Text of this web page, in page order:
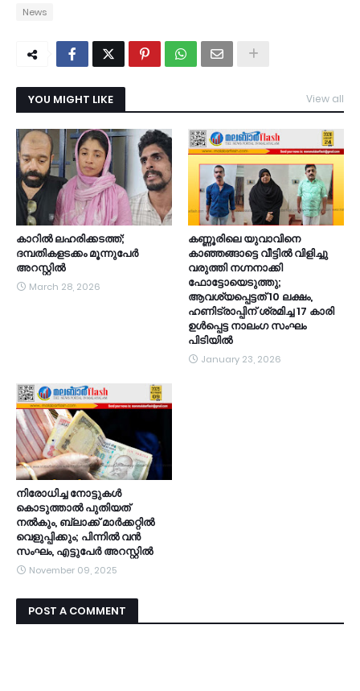
News
YOU MIGHT LIKE View all
കാറിൽ ലഹരിക്കടത്ത്;
ദമ്പതികളടക്കം മൂന്നുപേർ
അറസ്റ്റിൽ
March 28, 2026
കണ്ണൂരിലെ യുവാവിനെ
കാഞ്ഞങ്ങാട്ടെ വീട്ടിൽ വിളിച്ചു
വരുത്തി നഗ്നനാക്കി
ഫോട്ടോയെടുത്തു;
ആവശ്യപ്പെട്ടത് 10 ലക്ഷം,
ഹണിട്രാപ്പിന് ശ്രമിച്ച 17 കാരി
ഉൾപ്പെട്ട നാലംഗ സംഘം
പിടിയിൽ
January 23, 2026
നിരോധിച്ച നോട്ടുകൾ
കൊടുത്താൽ പുതിയത്
നൽകും, ബ്ലാക്ക് മാർക്കറ്റിൽ
വെളുപ്പിക്കും; പിന്നിൽ വൻ
സംഘം, എട്ടുപേർ അറസ്റ്റിൽ
November 09, 2025
POST A COMMENT